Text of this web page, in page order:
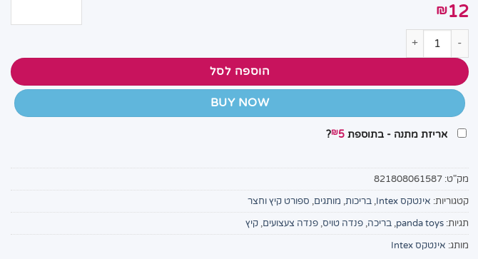
₪12
כמות של דיסני גלגל מיקי מאוס 91004E
הוספה לסל
BUY NOW
אריזת מתנה - בתוספת ₪5
?
מק"ט: 821808061587
קטגוריות: אינטקס Intex , בריכות, מותגים, ספורט קיץ וחצר
תגיות: panda toys
, בריכה, פנדה טויס, פנדה צעצועים, קיץ
מותג: אינטקס Intex